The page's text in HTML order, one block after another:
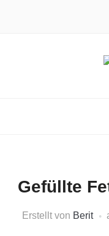
Gefüllte
Erstellt von Berit